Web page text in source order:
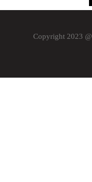
Copyright 2023 @